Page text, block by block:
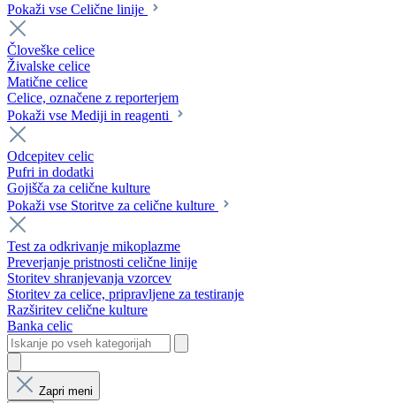
Pokaži vse Celične linije
Človeške celice
Živalske celice
Matične celice
Celice, označene z reporterjem
Pokaži vse Mediji in reagenti
Odcepitev celic
Pufri in dodatki
Gojišča za celične kulture
Pokaži vse Storitve za celične kulture
Test za odkrivanje mikoplazme
Preverjanje pristnosti celične linije
Storitev shranjevanja vzorcev
Storitev za celice, pripravljene za testiranje
Razširitev celične kulture
Banka celic
Zapri meni